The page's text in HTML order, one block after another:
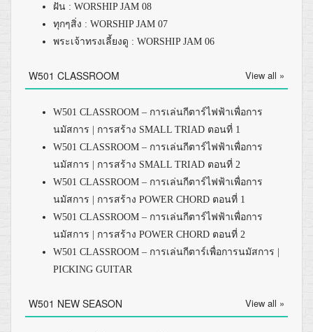
ฝัน : WORSHIP JAM 08
ทุกๆสิ่ง : WORSHIP JAM 07
พระเจ้าทรงเลี้ยงดู : WORSHIP JAM 06
W501 CLASSROOM View all »
W501 CLASSROOM – การเล่นกีตาร์ไฟฟ้าเพื่อการ
นมัสการ | การสร้าง SMALL TRIAD ตอนที่ 1
W501 CLASSROOM – การเล่นกีตาร์ไฟฟ้าเพื่อการ
นมัสการ | การสร้าง SMALL TRIAD ตอนที่ 2
W501 CLASSROOM – การเล่นกีตาร์ไฟฟ้าเพื่อการ
นมัสการ | การสร้าง POWER CHORD ตอนที่ 1
W501 CLASSROOM – การเล่นกีตาร์ไฟฟ้าเพื่อการ
นมัสการ | การสร้าง POWER CHORD ตอนที่ 2
W501 CLASSROOM – การเล่นกีตาร์เพื่อการนมัสการ |
PICKING GUITAR
W501 NEW SEASON View all »